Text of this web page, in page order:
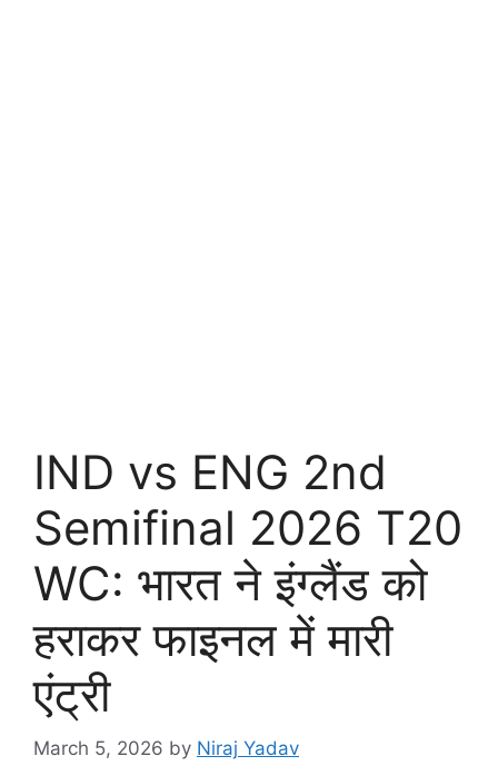
IND vs ENG 2nd
Semifinal 2026 T20
WC: भारत ने इंग्लैंड को
हराकर फाइनल में मारी
एंट्री
March 5, 2026 by Niraj Yadav